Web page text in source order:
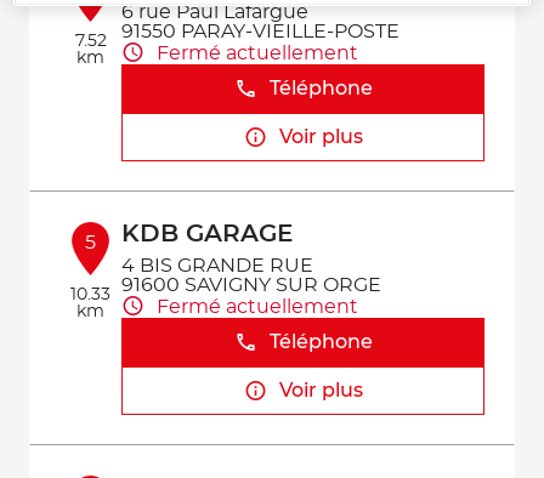
7.52
km
6 rue Paul Lafargue
91550 PARAY-VIEILLE-POSTE
Fermé actuellement
Téléphone
Voir plus
5
10.33
km
KDB GARAGE
4 BIS GRANDE RUE
91600 SAVIGNY SUR ORGE
Fermé actuellement
Téléphone
Voir plus